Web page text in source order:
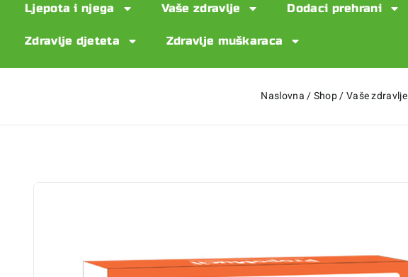
Ljepota i njega Vaše zdravlje Dodaci prehrani
Zdravlje djeteta Zdravlje muškaraca
Naslovna/Shop/Vaše zdravlje